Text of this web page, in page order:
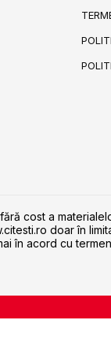
cost a
doar în
în acord cu